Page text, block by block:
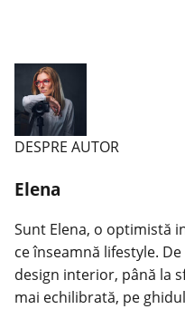
DESPRE AUTOR
Elena
Sunt Elena, o optimistă
ce înseamnă lifestyle.
design interior, până la
mai echilibrată, pe